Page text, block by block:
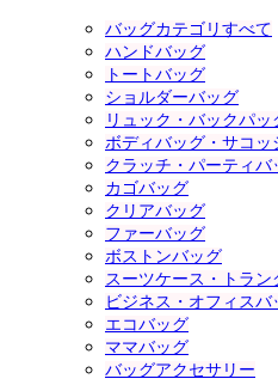
バッグカテゴリすべて
ハンドバッグ
トートバッグ
ショルダーバッグ
リュック・バックパッ
ボディバッグ・サコッ
クラッチ・パーティバ
カゴバッグ
クリアバッグ
ファーバッグ
ボストンバッグ
スーツケース・トラン
ビジネス・オフィスバ
エコバッグ
ママバッグ
バッグアクセサリー